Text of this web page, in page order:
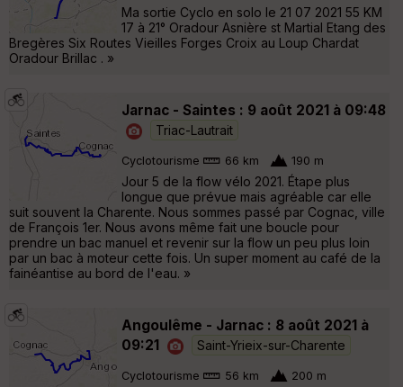
Ma sortie Cyclo en solo le 21 07 2021 55 KM
17 à 21° Oradour Asnière st Martial Etang des
Bregères Six Routes Vieilles Forges Croix au Loup Chardat
Oradour Brillac . »
Jarnac - Saintes : 9 août 2021 à 09:48
Triac-Lautrait
Cyclotourisme 66 km 190 m
Jour 5 de la flow vélo 2021. Étape plus
longue que prévue mais agréable car elle
suit souvent la Charente. Nous sommes passé par Cognac, ville
de François 1er. Nous avons même fait une boucle pour
prendre un bac manuel et revenir sur la flow un peu plus loin
par un bac à moteur cette fois. Un super moment au café de la
fainéantise au bord de l'eau. »
Angoulême - Jarnac : 8 août 2021 à
09:21
Saint-Yrieix-sur-Charente
Cyclotourisme 56 km 200 m